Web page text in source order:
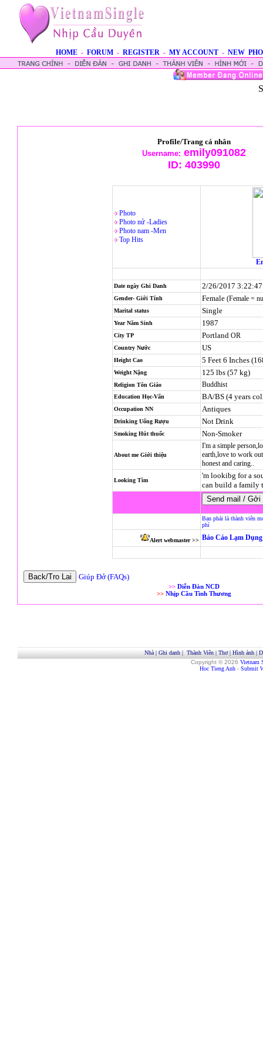
HOME - FORUM - REGISTER - MY ACCOUNT - NEW
Profile/Trang cá nhân
Username: emily091082
ID: 403990
Photo
Photo nử -Ladies
Photo nam -Men
Top Hits
Date ngày Ghi Danh 2/26/2017
Gender- Giới Tính Female (Female =
Marital status Single
Year Năm Sinh 1987
City TP Portland OR
Country Nước US
Height Cao 5 Feet 6 Inches
Weight Nặng 125 lbs (57 kg)
Religion Tôn Giáo Buddhist
Education Học-Vấn BA/BS (4 years
Occupation NN Antiques
Drinking Uống Rượu Not Drink
Smoking Hút thuốc Non-Smoker
About me Giới thiệu
I'm a simple
earth,love to work
honest and caring..
Looking Tìm
'm lookibg for a
can build a family
Bạn phải là thành viên
phí
Alert webmaster >> Báo Cáo Lạm
Giúp Đở (FAQs)
>> Diễn Đàn NCD
>> Nhịp Cầu Tình Thương
Nhà| Ghi danh| Thành Viên| Thơ| Hình ảnh|
Copyright © 2026 Vietnam
Hoc Tieng Anh - Submit